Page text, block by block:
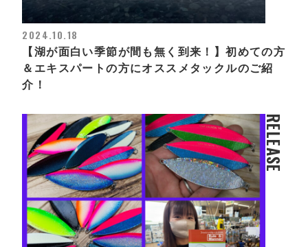
2024.10.18
【湖が面白い季節が間も無く到来！】初めての方
＆エキスパートの方にオススメタックルのご紹
介！
RELEASE